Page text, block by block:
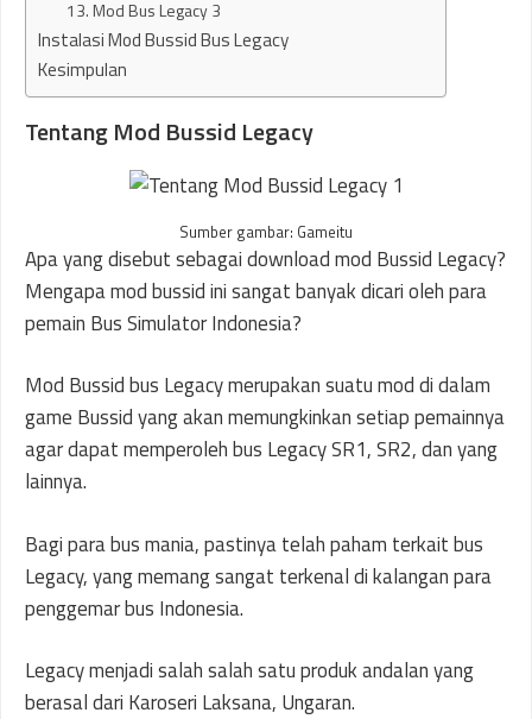
13. Mod Bus Legacy 3
Instalasi Mod Bussid Bus Legacy
Kesimpulan
Tentang Mod Bussid Legacy
Sumber gambar: Gameitu
Apa yang disebut sebagai download mod Bussid Legacy?
Mengapa mod bussid ini sangat banyak dicari oleh para
pemain Bus Simulator Indonesia?
Mod Bussid bus Legacy merupakan suatu mod di dalam
game Bussid yang akan memungkinkan setiap pemainnya
agar dapat memperoleh bus Legacy SR1, SR2, dan yang
lainnya.
Bagi para bus mania, pastinya telah paham terkait bus
Legacy, yang memang sangat terkenal di kalangan para
penggemar bus Indonesia.
Legacy menjadi salah salah satu produk andalan yang
berasal dari Karoseri Laksana, Ungaran.